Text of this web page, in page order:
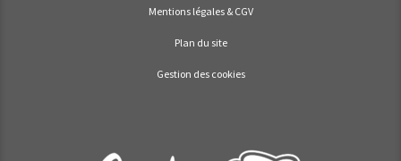
Mentions légales & CGV
Plan du site
Gestion des cookies